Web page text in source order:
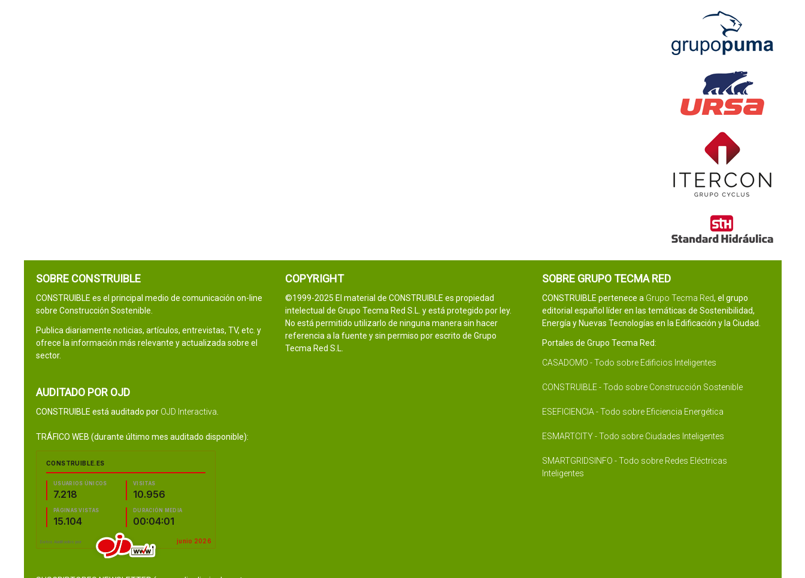
SOBRE CONSTRUIBLE
CONSTRUIBLE es el principal medio de comunicación on-line
sobre Construcción Sostenible.
Publica diariamente noticias, artículos, entrevistas, TV, etc. y
ofrece la información más relevante y actualizada sobre el
sector.
AUDITADO POR OJD
CONSTRUIBLE está auditado por OJD Interactiva
TRÁFICO WEB (durante último mes auditado disponible):
COPYRIGHT
©1999-2025 El material de CONSTRUIBLE es propiedad
intelectual de Grupo Tecma Red S.L. y está protegido por ley.
No está permitido utilizarlo de ninguna manera sin hacer
referencia a la fuente y sin permiso por escrito de Grupo
Tecma Red S.L.
SOBRE GRUPO TECMA RED
CONSTRUIBLE pertenece a Grupo Tecma Red, el grupo
editorial español líder en las temáticas de Sostenibilidad,
Energía y Nuevas Tecnologías en la Edificación y la Ciudad.
Portales de Grupo Tecma Red:
CASADOMO - Todo sobre Edificios Inteligentes
CONSTRUIBLE - Todo sobre Construcción Sostenible
ESEFICIENCIA - Todo sobre Eficiencia Energética
ESMARTCITY - Todo sobre Ciudades Inteligentes
SMARTGRIDSINFO - Todo sobre Redes Eléctricas
Inteligentes